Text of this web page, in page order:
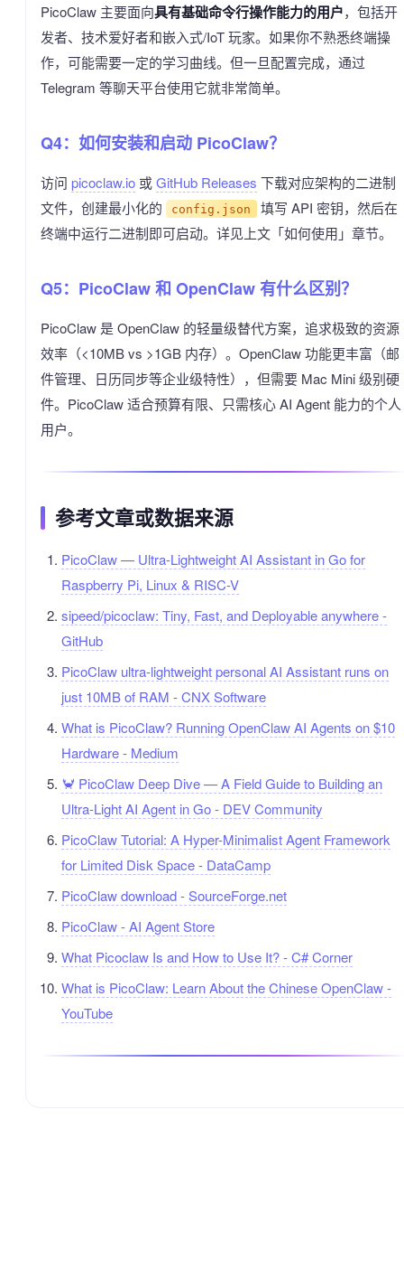
PicoClaw 主要面向具有基础命令行操作能力的用户，包括开
发者、技术爱好者和嵌入式/IoT 玩家。如果你不熟悉终端操
作，可能需要一定的学习曲线。但一旦配置完成，通过
Telegram 等聊天平台使用它就非常简单。
Q4：如何安装和启动 PicoClaw？
访问 picoclaw.io 或GitHub Releases 下载对应架构的二进制
文件，创建最小化的
config.json 填写 API 密钥，然后在
终端中运行二进制即可启动。详见上文「如何使用」章节。
Q5：PicoClaw 和 OpenClaw 有什么区别？
PicoClaw 是 OpenClaw 的轻量级替代方案，追求极致的资源
效率（<10MB vs >1GB 内存）。OpenClaw 功能更丰富（邮
件管理、日历同步等企业级特性），但需要 Mac Mini 级别硬
件。PicoClaw 适合预算有限、只需核心 AI Agent 能力的个人
用户。
参考文章或数据来源
PicoClaw — Ultra-Lightweight AI Assistant in Go for
Raspberry Pi, Linux & RISC-V
sipeed/picoclaw: Tiny, Fast, and Deployable anywhere -
GitHub
PicoClaw ultra-lightweight personal AI Assistant runs on
just 10MB of RAM - CNX Software
What is PicoClaw? Running OpenClaw AI Agents on $10
Hardware - Medium
🦀 PicoClaw Deep Dive — A Field Guide to Building an
Ultra-Light AI Agent in Go - DEV Community
PicoClaw Tutorial: A Hyper-Minimalist Agent Framework
for Limited Disk Space - DataCamp
PicoClaw download - SourceForge.net
PicoClaw - AI Agent Store
What Picoclaw Is and How to Use It? - C# Corner
What is PicoClaw: Learn About the Chinese OpenClaw -
YouTube